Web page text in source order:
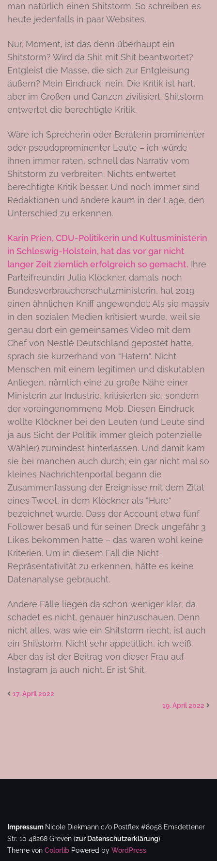
man natürlich einen Shitstorm. So schreiben es
heute jedenfalls in paar Websites.
Nur, Moment, ist das denn überhaupt ein
Shitstorm? Wird da Shit mit Shit beantwortet?
Entgleist die Masse, die sich zur Entgleisung
äußern? Mein Eindruck: nein. Die Kritik ist hart,
aber im Großen und Ganzen zivilisiert. Shitstorm
entwertet die berechtigte Kritik.
Wäre ich Sprecherin oder Beraterin prominenter
oder pseudoprominenter Leute – ich würde
ihnen immer raten, schnell das Narrativ vom
Shitstorm zu verbreiten. Nichts entwertet
berechtigte Kritik besser. Und noch immer sind
Redaktionen und andere kaum in der Lage, den
Unterschied zu erkennen.
Karin Prien, CDU-Politikerin und Kultusministerin
in Schleswig-Holstein, hat das vor gar nicht
langer Zeit ziemlich erfolgreich so gemacht. Ihre
Parteifreundin Julia Klöckner, damals noch
Bundesverbraucherschutzministerin, hat 2019
einen ähnlichen Kniff angewendet: Als sie massiv
in den sozialen Medien kritisiert wurde, weil sie
genau dort ein gemeinsames Video mit dem
Chef von Nestlé Deutschland gepostet hatte,
sprach sie kurzerhand von “Hatern“. Nicht
Menschen mit einem legitimen und diskutablen
Anliegen, nämlich eine zu große Nähe einer
Ministerin zur Industrie, kritisierten sie, sondern
der voreingenommene Mob. Diesen Eindruck
wollte Klöckner bei den Leuten (und Leute sind
ja aus Sicht der Politik immer gleich potenzielle
Wähler) zumindest hinterlassen. Und damit kam
sie bei manchen auch durch; ein gar nicht mal so
kleines Nachrichtenportal begann die
Zusammenfassung der Ereignisse mit dem Zitat
eines Tweet, in dem Klöckner als “Hure“
bezeichnet wurde. Dass der Account etwa fünf
Follower besaß und für seinen Dreck ungefähr 3
Likes bekommen hatte – das waren wohl keine
Kriterien. Um in diesem Fall die Nicht-
Repräsentativität zu erkennen, hätte es keine
Datenanalyse gebraucht.
Andere Fälle liegen da schon weniger klar; da
schadet es nicht, genauer hinzuschauen. Denn
nicht alles, was wie ein Shitstorm riecht, ist auch
ein Shitstorm. Nicht sehr appetitlich, ich weiß.
Aber das ist der Beitrag von dieser Frau auf
Instagram ja auch nicht. Er ist Shit.
17. April 2022
19. April 2022
Impressum Nicole Diekmann c/o Postflex #8058 Emsdettener
Str. 10 48268 Greven (zur Datenschutzerklärung)
Theme von Colorlib Powered by WordPress